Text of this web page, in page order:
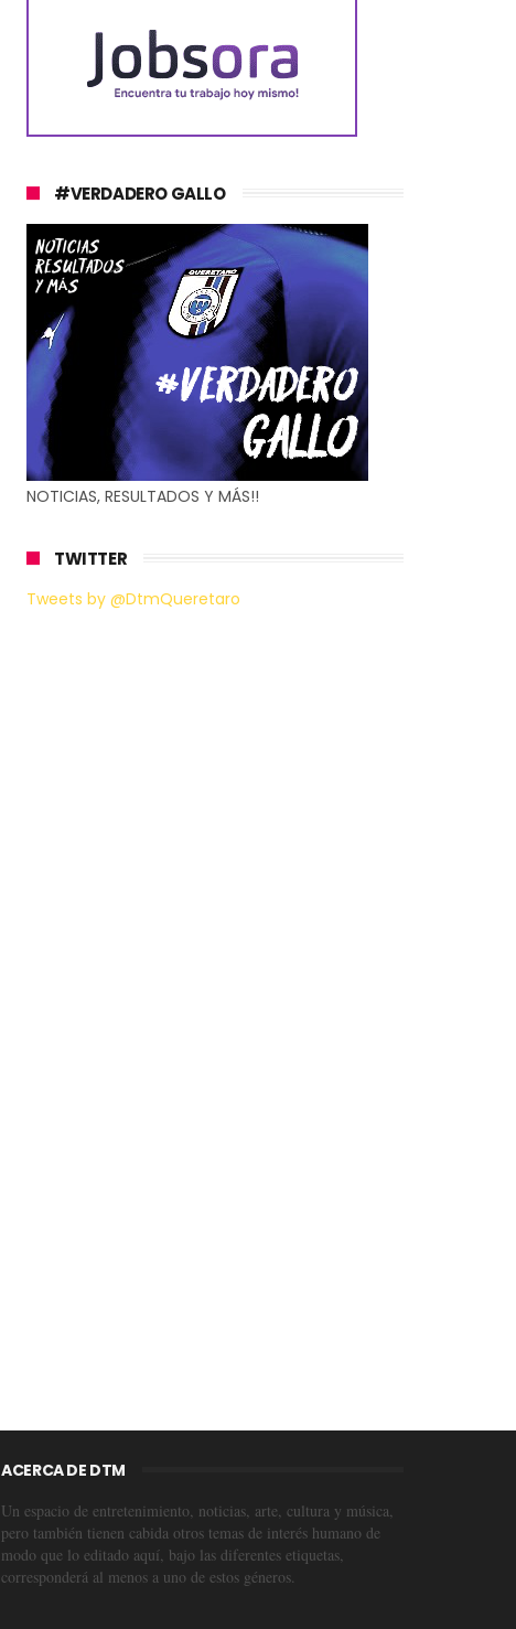
#VERDADERO GALLO
NOTICIAS, RESULTADOS Y MÁS!!
TWITTER
Tweets by @DtmQueretaro
ACERCA DE DTM
Un espacio de entretenimiento, noticias, arte, cultura y música,
pero también tienen cabida otros temas de interés humano de
modo que lo editado aquí, bajo las diferentes etiquetas,
corresponderá al menos a uno de estos géneros.